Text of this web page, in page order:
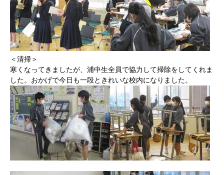
＜清掃＞
寒くなってきましたが、浦中生全員で協力して掃除をしてくれま
した。おかげで今日も一段ときれいな校内になりました。